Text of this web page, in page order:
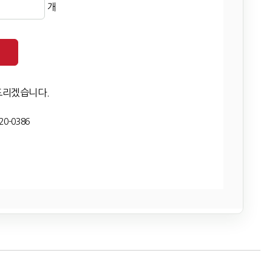
개
겠습니다.
0386